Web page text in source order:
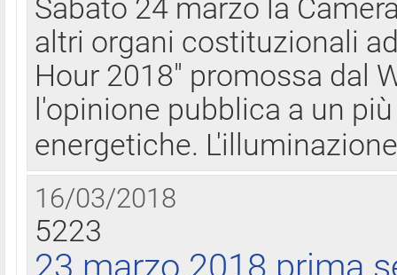
Sabato 24 marzo la
altri organi costituzionali
Hour 2018" promossa dal
l'opinione pubblica a un
energetiche.
16/03/2018
5223
23 marzo 2018 prima